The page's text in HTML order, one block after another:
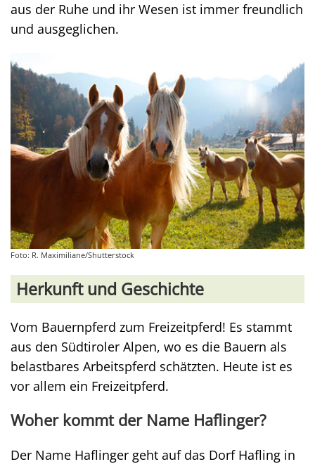
aus der Ruhe und ihr Wesen ist immer freundlich
und ausgeglichen.
Foto: R. Maximiliane/Shutterstock
Herkunft und Geschichte
Vom Bauernpferd zum Freizeitpferd! Es stammt
aus den Südtiroler Alpen, wo es die Bauern als
belastbares Arbeitspferd schätzten. Heute ist es
vor allem ein Freizeitpferd.
Woher kommt der Name Haflinger?
Der Name Haflinger geht auf das Dorf Hafling in